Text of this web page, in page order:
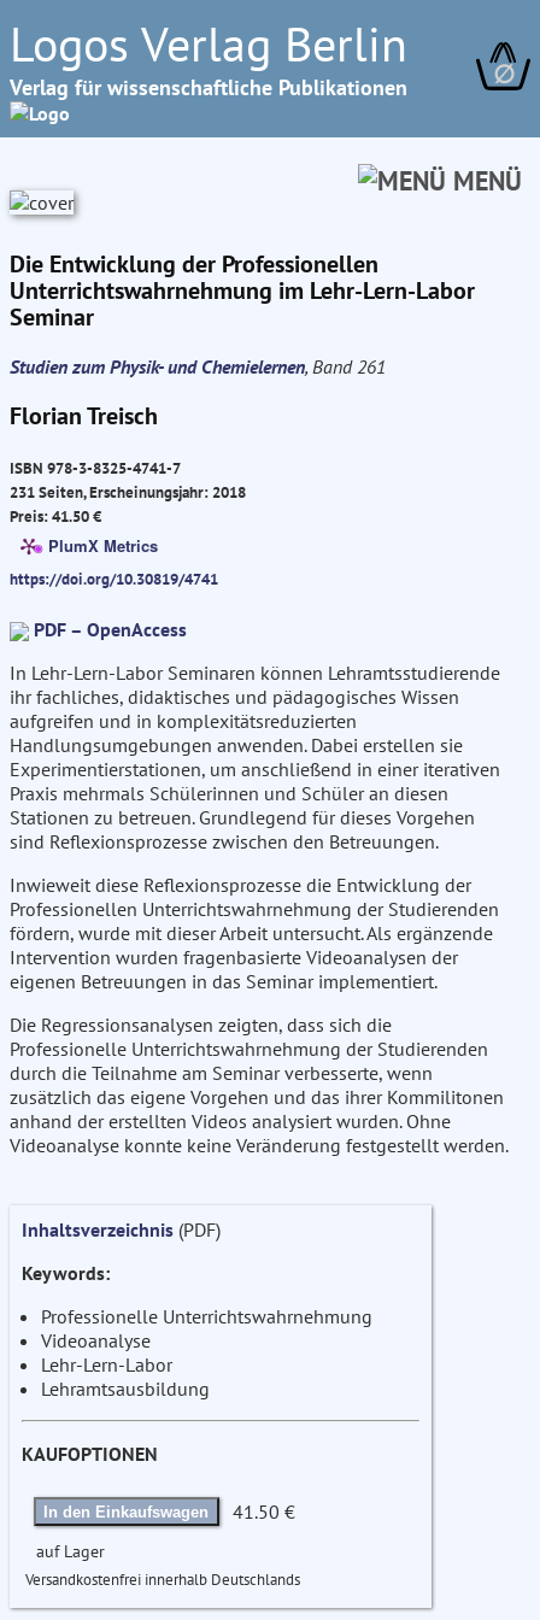
Logos Verlag Berlin
Verlag für wissenschaftliche Publikationen ∅
MENÜ
Die Entwicklung der Professionellen
Unterrichtswahrnehmung im Lehr-Lern-Labor
Seminar
Studien zum Physik- und Chemielernen, Band 261
Florian Treisch
ISBN 978-3-8325-4741-7
231 Seiten, Erscheinungsjahr: 2018
Preis: 41.50 €
PlumX Metrics
https://doi.org/10.30819/4741
PDF – OpenAccess
In Lehr-Lern-Labor Seminaren können Lehramtsstudierende
ihr fachliches, didaktisches und pädagogisches Wissen
aufgreifen und in komplexitätsreduzierten
Handlungsumgebungen anwenden. Dabei erstellen sie
Experimentierstationen, um anschließend in einer iterativen
Praxis mehrmals Schülerinnen und Schüler an diesen
Stationen zu betreuen. Grundlegend für dieses Vorgehen
sind Reflexionsprozesse zwischen den Betreuungen.
Inwieweit diese Reflexionsprozesse die Entwicklung der
Professionellen Unterrichtswahrnehmung der Studierenden
fördern, wurde mit dieser Arbeit untersucht. Als ergänzende
Intervention wurden fragenbasierte Videoanalysen der
eigenen Betreuungen in das Seminar implementiert.
Die Regressionsanalysen zeigten, dass sich die
Professionelle Unterrichtswahrnehmung der Studierenden
durch die Teilnahme am Seminar verbesserte, wenn
zusätzlich das eigene Vorgehen und das ihrer Kommilitonen
anhand der erstellten Videos analysiert wurden. Ohne
Videoanalyse konnte keine Veränderung festgestellt werden.
Inhaltsverzeichnis (PDF)
Keywords:
Professionelle Unterrichtswahrnehmung
Videoanalyse
Lehr-Lern-Labor
Lehramtsausbildung
KAUFOPTIONEN
In den Einkaufswagen 41.50 €
auf Lager
Versandkostenfrei innerhalb Deutschlands